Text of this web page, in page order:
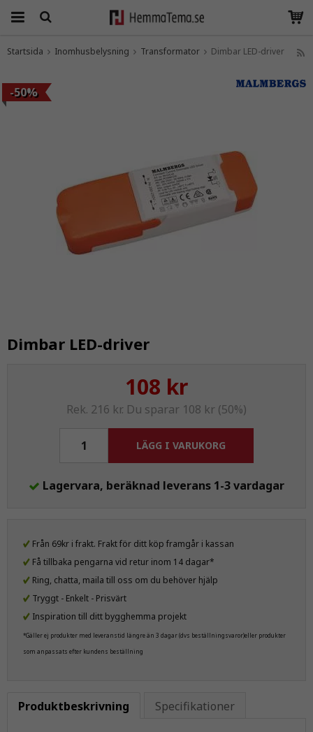
Startsida Inomhusbelysning Transformator Dimbar LED-driver
-50%
Dimbar LED-driver
108 kr
Rek. 216 kr. Du sparar 108 kr (50%)
LÄGG I VARUKORG
Lagervara, beräknad leverans 1-3 vardagar
Från 69kr i frakt. Frakt för ditt köp framgår i kassan
Få tillbaka pengarna vid retur inom 14 dagar*
Ring, chatta, maila till oss om du behöver hjälp
Tryggt - Enkelt - Prisvärt
Inspiration till ditt bygghemma projekt
*Gäller ej produkter med leveranstid längre än 3 dagar (dvs beställningsvaror)eller produkter
som anpassats efter kundens beställning
Produktbeskrivning Specifikationer